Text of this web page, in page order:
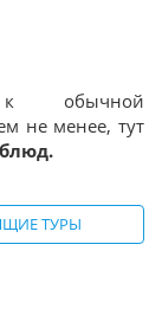
к обычной
не менее, тут
ТУРЫ